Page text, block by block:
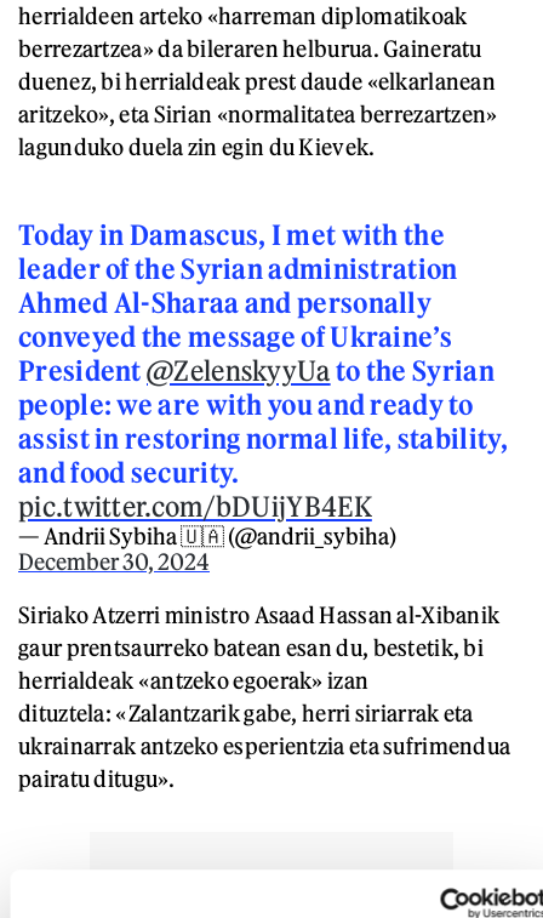
herrialdeen arteko «harreman diplomatikoak
berrezartzea» da bileraren helburua. Gaineratu
duenez, bi herrialdeak prest daude «elkarlanean
aritzeko», eta Sirian «normalitatea berrezartzen»
lagunduko duela zin egin du Kievek.
Today in Damascus, I met with the
leader of the Syrian administration
Ahmed Al-Sharaa and personally
conveyed the message of Ukraine’s
President@ZelenskyyUato the Syrian
people: we are with you and ready to
assist in restoring normal life, stability,
and food security.
pic.twitter.com/bDUijYB4EK
— Andrii Sybiha 🇺🇦 (@andrii_sybiha)
December 30, 2024
Siriako Atzerri ministro Asaad Hassan al-Xibanik
gaur prentsaurreko batean esan du, bestetik, bi
herrialdeak «antzeko egoerak» izan
dituztela: «Zalantzarik gabe, herri siriarrak eta
ukrainarrak antzeko esperientzia eta sufrimendua
pairatu ditugu».